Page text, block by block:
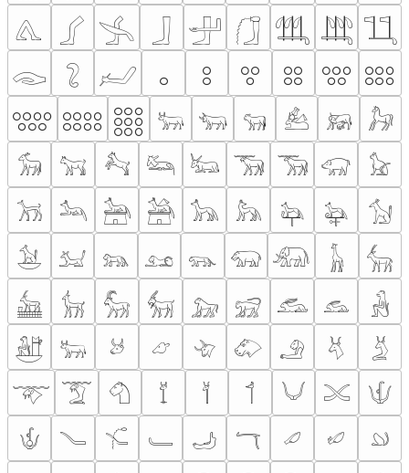
𓂽
𓂾 𓂿 𓃀 𓃁 𓃂 𓃃 𓃄 𓃅
𓃆
𓃇 𓃈 𓃉 𓃊 𓃋 𓃌 𓃍 𓃎
𓃏 𓃐 𓃑 𓃒 𓃓 𓃔 𓃕 𓃖
𓃗
𓃘
𓃙 𓃚 𓃛 𓃜 𓃝 𓃞 𓃟
𓃠
𓃡
𓃢 𓃣 𓃤 𓃥 𓃦 𓃧 𓃨
𓃩
𓃪
𓃫 𓃬 𓃭 𓃮 𓃯 𓃰 𓃱
𓃲
𓃳
𓃴 𓃵 𓃶 𓃷 𓃸 𓃹 𓃺
𓃻
𓃼
𓃽 𓃾 𓃿 𓄀 𓄁 𓄂 𓄃
𓄄
𓄅
𓄆 𓄇 𓄈 𓄉 𓄊 𓄋 𓄌
𓄍
𓄎
𓄏 𓄐 𓄑 𓄒 𓄓 𓄔 𓄕
𓄖